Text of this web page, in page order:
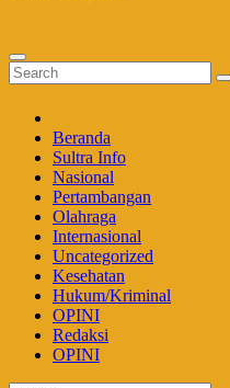
Beranda
Sultra Info
Nasional
Pertambangan
Olahraga
Internasional
Uncategorized
Kesehatan
Hukum/Kriminal
OPINI
Redaksi
OPINI